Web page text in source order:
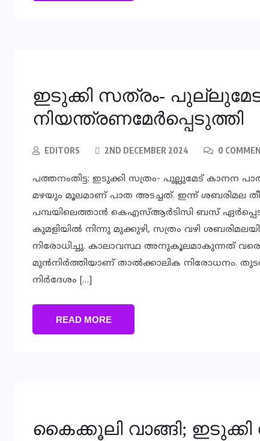
ഇടുക്കി സത്രം-
നിയന്ത്രണമേര്‍പ്പെടുത്തി
EDITORS 2ND DECEMBER 2024 0
പത്തനംതിട്ട: ഇടുക്കി സത്രം- പുല്ലുമേട് കാനന
മഴയും മൂലമാണ് പാത അടച്ചത്. ഇന്ന് ശബരിമല
പമ്പയിലെത്താന്‍ കെഎസ്ആര്‍ടിസി ബസ്
കുമളിയില്‍ നിന്നു മുക്കുഴി, സത്രം വഴി
നിരോധിച്ചു. കാലാവസ്ഥ അനുകൂലമാകുന്നത്
മുന്‍നിര്‍ത്തിയാണ് താല്‍ക്കാലിക നിരോധനം.
നിര്‍ദേശം […]
READ MORE
കൈക്കൂലി വാങ്ങി;